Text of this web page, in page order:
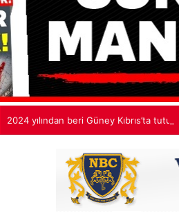
2024 yılından beri Güney Kıbrıs’ta tutuklu